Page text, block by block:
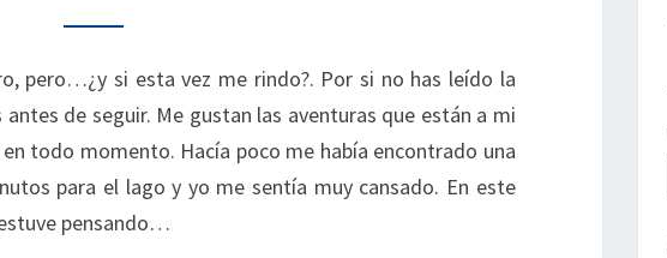
¿ME
RINDO?
pero…¿y si esta vez me rindo?. Por si no has leído la
de seguir. Me gustan las aventuras que están a mi
todo momento. Hacía poco me había encontrado una
para el lago y yo me sentía muy cansado. En este
pensando…